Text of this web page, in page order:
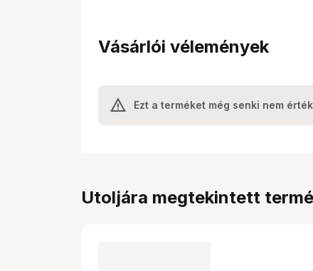
Vásárlói vélemények
Ezt a terméket még senki nem
Utoljára megtekintett